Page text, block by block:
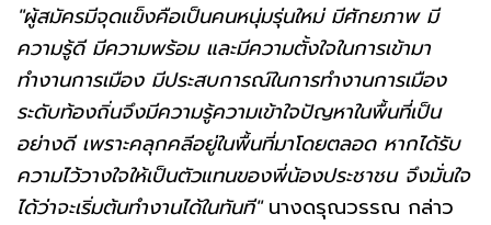
"ผู้สมัครมีจุดแข็งคือเป็นคนหนุ่มรุ่นใหม่ มีศักยภาพ มี
ความรู้ดี มีความพร้อม และมีความตั้งใจในการเข้ามา
ทำงานการเมือง มีประสบการณ์ในการทำงานการเมือง
ระดับท้องถิ่นจึงมีความรู้ความเข้าใจปัญหาในพื้นที่เป็น
อย่างดี เพราะคลุกคลีอยู่ในพื้นที่มาโดยตลอด หากได้รับ
ความไว้วางใจให้เป็นตัวแทนของพี่น้องประชาชน จึงมั่นใจ
ได้ว่าจะเริ่มต้นทำงานได้ในทันที"นางดรุณวรรณ กล่าว